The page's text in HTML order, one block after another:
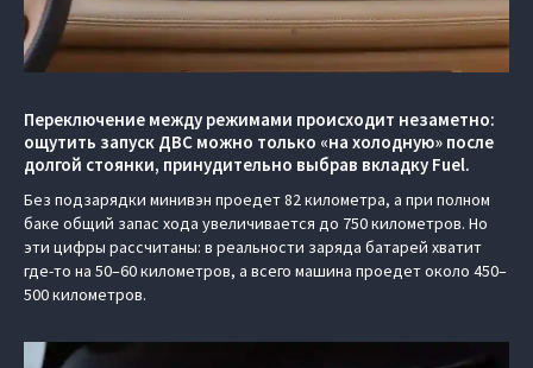
Переключение между режимами происходит незаметно:
ощутить запуск ДВС можно только «на холодную» после
долгой стоянки, принудительно выбрав вкладку Fuel.
Без подзарядки минивэн проедет 82 километра, а при полном
баке общий запас хода увеличивается до 750 километров. Но
эти цифры рассчитаны: в реальности заряда батарей хватит
где-то на 50–60 километров, а всего машина проедет около 450–
500 километров.